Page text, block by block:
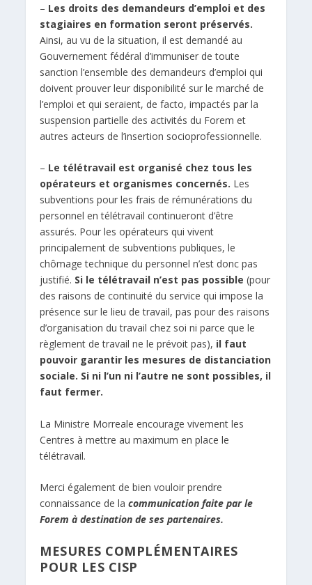
– Les droits des demandeurs d’emploi et des
stagiaires en formation seront préservés.
Ainsi, au vu de la situation, il est demandé au
Gouvernement fédéral d’immuniser de toute
sanction l’ensemble des demandeurs d’emploi qui
doivent prouver leur disponibilité sur le marché de
l’emploi et qui seraient, de facto, impactés par la
suspension partielle des activités du Forem et
autres acteurs de l’insertion socioprofessionnelle.
– Le télétravail est organisé chez tous les
opérateurs et organismes concernés. Les
subventions pour les frais de rémunérations du
personnel en télétravail continueront d’être
assurés. Pour les opérateurs qui vivent
principalement de subventions publiques, le
chômage technique du personnel n’est donc pas
justifié. Si le télétravail n’est pas possible (pour
des raisons de continuité du service qui impose la
présence sur le lieu de travail, pas pour des raisons
d’organisation du travail chez soi ni parce que le
règlement de travail ne le prévoit pas), il faut
pouvoir garantir les mesures de distanciation
sociale. Si ni l’un ni l’autre ne sont possibles, il
faut fermer.
La Ministre Morreale encourage vivement les
Centres à mettre au maximum en place le
télétravail.
Merci également de bien vouloir prendre
connaissance de lacommunication faite par le
Forem à destination de ses partenaires.
MESURES COMPLÉMENTAIRES
POUR LES CISP